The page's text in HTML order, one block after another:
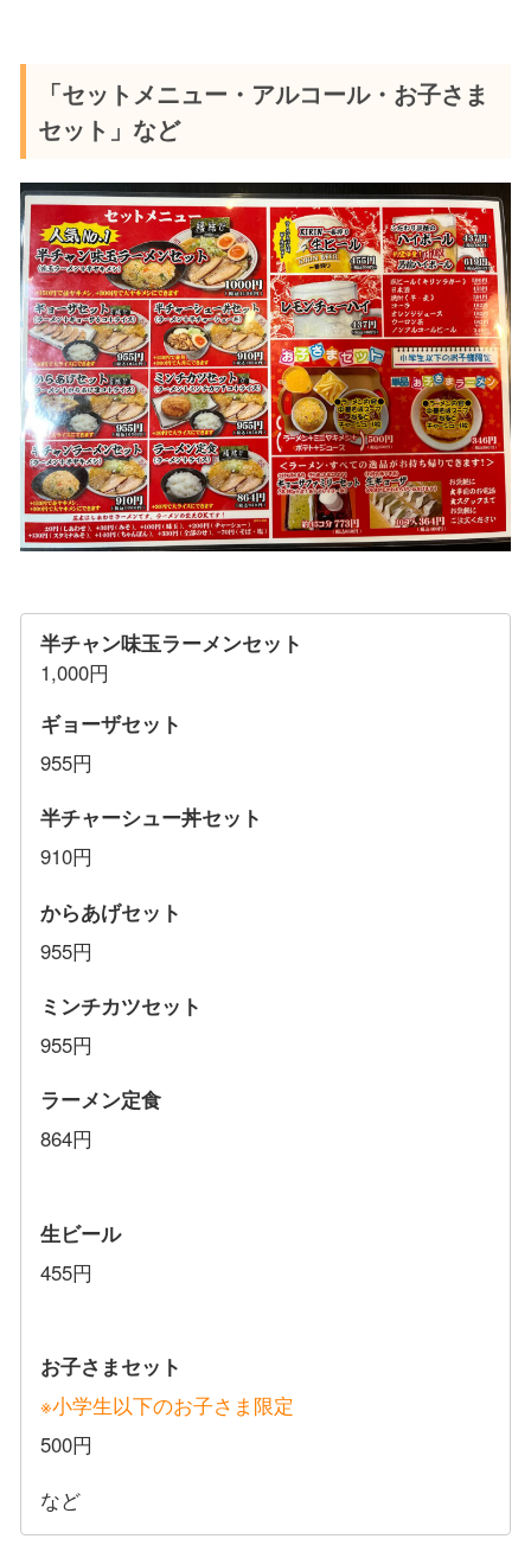
「セットメニュー・アルコール・お子さま
セット」など
半チャン味玉ラーメンセット
1,000円
ギョーザセット
955円
半チャーシュー丼セット
910円
からあげセット
955円
ミンチカツセット
955円
ラーメン定食
864円
生ビール
455円
お子さまセット
※小学生以下のお子さま限定
500円
など